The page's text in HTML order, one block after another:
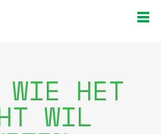
WIE HET
WIL